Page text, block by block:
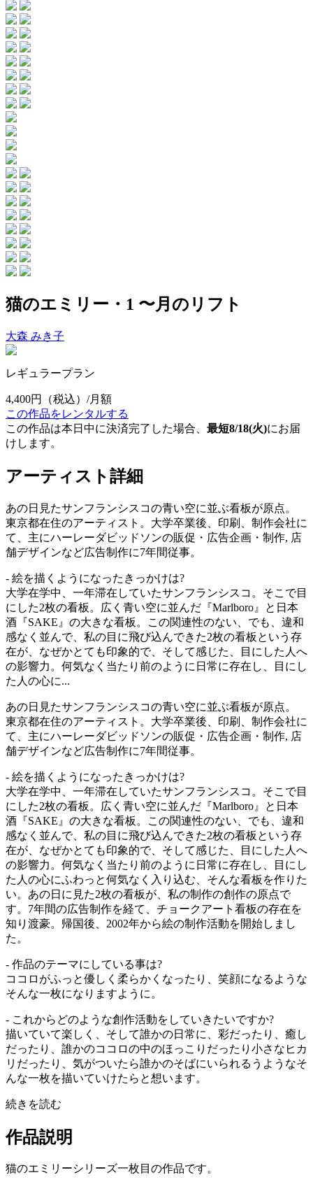
猫のエミリー・1 〜月のリフト
大森 みき子
レギュラープラン
4,400円
（税込）/月額
この作品をレンタルする
この作品は本日中に決済完了した場合、 最短8/18(火)にお届
けします。
アーティスト詳細
あの日見たサンフランシスコの青い空に並ぶ看板が原点。
東京都在住のアーティスト。大学卒業後、印刷、制作会社に
て、主にハーレーダビッドソンの販促・広告企画・制作, 店
舗デザインなど広告制作に7年間従事。
- 絵を描くようになったきっかけは?
大学在学中、一年滞在していたサンフランシスコ。そこで目
にした2枚の看板。広く青い空に並んだ『Marlboro』と日本
酒『SAKE』の大きな看板。この関連性のない、でも、違和
感なく並んで、私の目に飛び込んできた2枚の看板という存
在が、なぜかとても印象的で、そして感じた、目にした人へ
の影響力。何気なく当たり前のように日常に存在し、目にし
た人の心に...
あの日見たサンフランシスコの青い空に並ぶ看板が原点。
東京都在住のアーティスト。大学卒業後、印刷、制作会社に
て、主にハーレーダビッドソンの販促・広告企画・制作, 店
舗デザインなど広告制作に7年間従事。
- 絵を描くようになったきっかけは?
大学在学中、一年滞在していたサンフランシスコ。そこで目
にした2枚の看板。広く青い空に並んだ『Marlboro』と日本
酒『SAKE』の大きな看板。この関連性のない、でも、違和
感なく並んで、私の目に飛び込んできた2枚の看板という存
在が、なぜかとても印象的で、そして感じた、目にした人へ
の影響力。何気なく当たり前のように日常に存在し、目にし
た人の心にふわっと何気なく入り込む、そんな看板を作りた
い。あの日に見た2枚の看板が、私の制作の創作の原点で
す。7年間の広告制作を経て、チョークアート看板の存在を
知り渡豪。帰国後、2002年から絵の制作活動を開始しまし
た。
- 作品のテーマにしている事は?
ココロがふっと優しく柔らかくなったり、笑顔になるような
そんな一枚になりますように。
- これからどのような創作活動をしていきたいですか?
描いていて楽しく、そして誰かの日常に、彩だったり、癒し
だったり、誰かのココロの中のほっこりだったり小さなヒカ
リだったり、気がついたら誰かのそばにいられるうようなそ
んな一枚を描いていけたらと想います。
続きを読む
作品説明
猫のエミリーシリーズ一枚目の作品です。